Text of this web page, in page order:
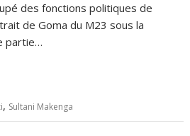
des fonctions politiques de
de Goma du M23 sous la
partie…
, Sultani Makenga